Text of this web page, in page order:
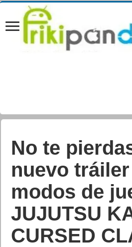
No te
nuevo
modos de
JUJUTSU
CURSED